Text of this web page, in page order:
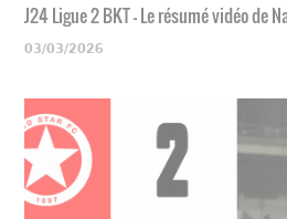
J24 Ligue 2 BKT - Le résumé vidéo de
03/03/2026